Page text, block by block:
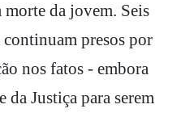
da jovem. Seis
presos por
nos fatos - embora
da Justiça para serem